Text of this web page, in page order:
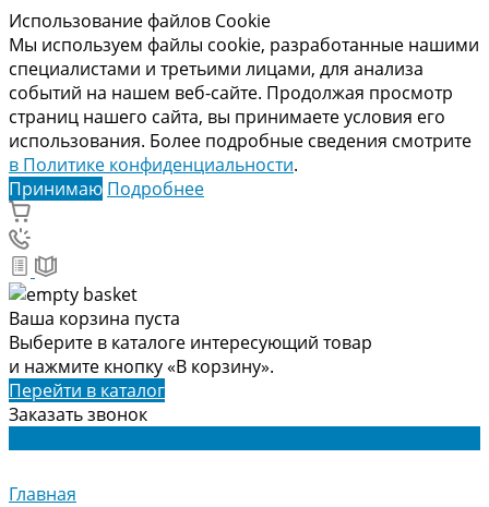
Использование файлов Cookie
Мы используем файлы cookie, разработанные нашими
специалистами и третьими лицами, для анализа
событий на нашем веб-сайте. Продолжая просмотр
страниц нашего сайта, вы принимаете условия его
использования. Более подробные сведения смотрите
в Политике конфиденциальности.
Принимаю Подробнее
Ваша корзина пуста
Выберите в каталоге интересующий товар
и нажмите кнопку «В корзину».
Перейти в каталог
Заказать звонок
Главная